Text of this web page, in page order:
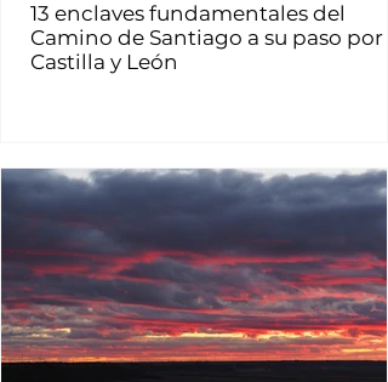
13 enclaves fundamentales del
Camino de Santiago a su paso por
Castilla y León